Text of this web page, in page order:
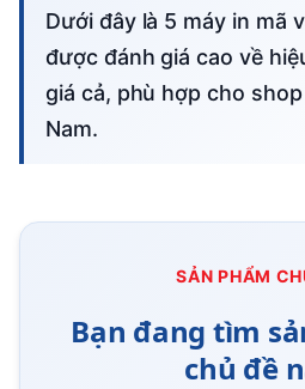
Dưới đây là 5 máy in mã vạch chính hãng
được đánh giá cao về
giá cả, phù hợp cho
Nam.
SẢN PHẨM
Bạn đang tìm
chủ đề